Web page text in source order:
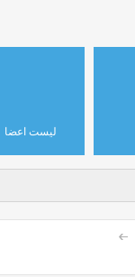
لیست اعضا